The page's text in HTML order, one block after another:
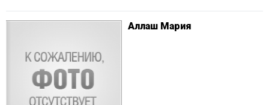
Аллаш Мария